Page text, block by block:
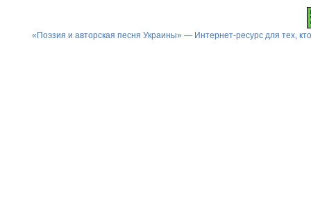
«Поэзия и авторская песня Украины» — Интернет-ресурс для тех,